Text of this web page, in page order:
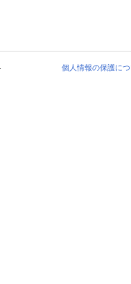
個人情報の保護に